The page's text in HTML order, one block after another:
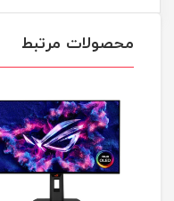
محصولات مرتبط